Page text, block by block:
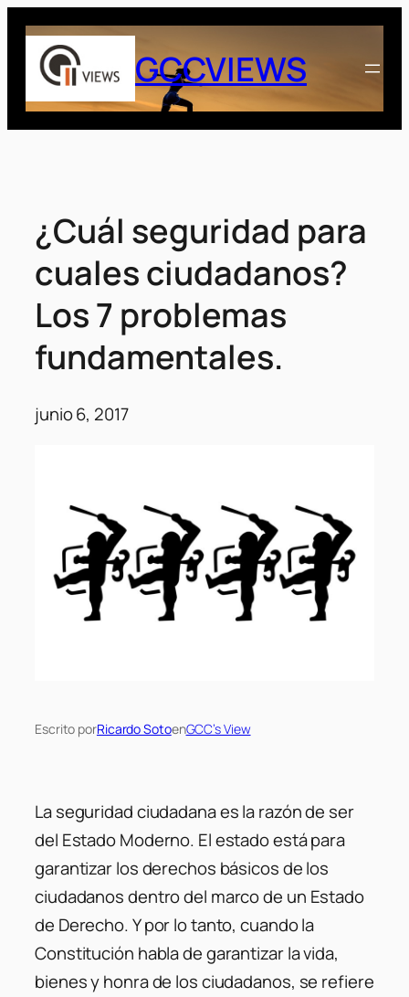
Saltar
contenido
GCCVIEWS
¿Cuál seguridad para
cuales ciudadanos?
Los 7 problemas
fundamentales.
junio 6, 2017
Escrito porRicardo SotoenGCC’s View
La seguridad ciudadana es la razón de ser
del Estado Moderno. El estado está para
garantizar los derechos básicos de los
ciudadanos dentro del marco de un Estado
de Derecho. Y por lo tanto, cuando la
Constitución habla de garantizar la vida,
bienes y honra de los ciudadanos, se refiere